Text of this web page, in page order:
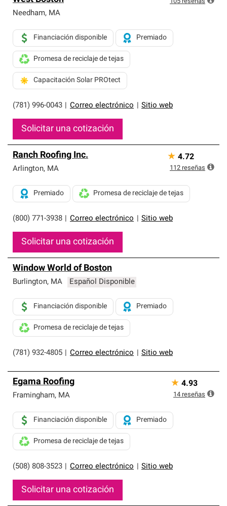
Needham, MA
(781) 996-0043 Correo electrónico Sitio web
Financiación disponible Premiado
Promesa de reciclaje de tejas
Capacitación Solar PROtect
Solicitar una cotización
Ranch Roofing Inc.
Arlington, MA
(800) 771-3938 Correo electrónico Sitio web
Premiado Promesa de reciclaje de tejas
Solicitar una cotización
★ 4.72
112 reseñas
Window World of Boston
Burlington, MA Español Disponible
(781) 932-4805 Correo electrónico Sitio web
Financiación disponible Premiado
Promesa de reciclaje de tejas
Egama Roofing
Framingham, MA
(508) 808-3523 Correo electrónico Sitio web
Financiación disponible Premiado
Promesa de reciclaje de tejas
Solicitar una cotización
★ 4.93
14 reseñas